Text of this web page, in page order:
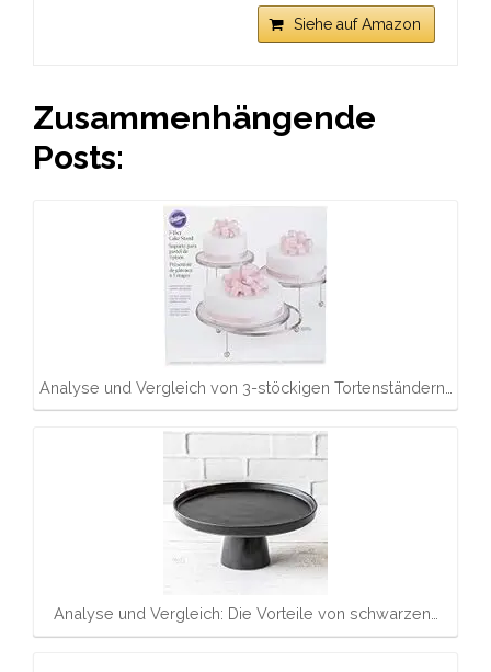
Siehe auf Amazon
Zusammenhängende
Posts:
Analyse und Vergleich von 3-stöckigen Tortenständern…
Analyse und Vergleich: Die Vorteile von schwarzen…